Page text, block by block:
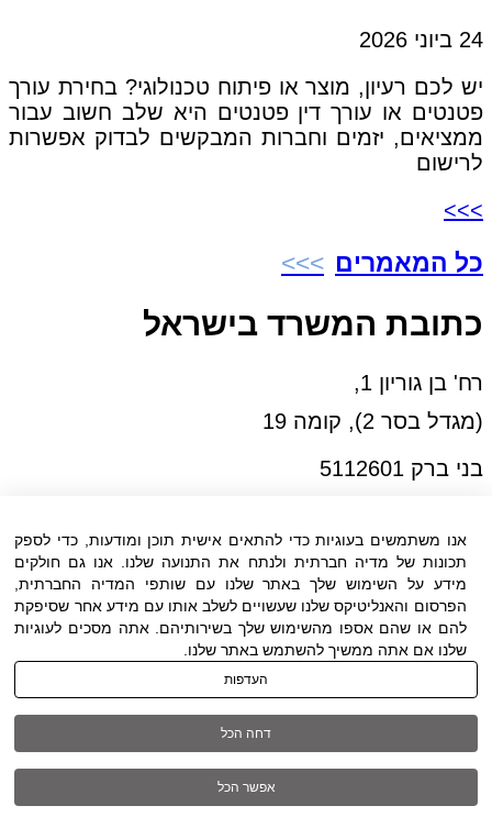
24 ביוני 2026
יש לכם רעיון, מוצר או פיתוח טכנולוגי? בחירת עורך
פטנטים או עורך דין פטנטים היא שלב חשוב עבור
ממציאים, יזמים וחברות המבקשים לבדוק אפשרות
לרישום
>>>
כל המאמרים
כתובת המשרד בישראל
רח' בן גוריון 1,
(מגדל בסר 2), קומה 19
בני ברק 5112601
פקס:03-6005531
דוא"ל:office@dwo.co.il
Linkedin-in
אנו משתמשים בעוגיות כדי להתאים אישית תוכן ומודעות, כדי לספק
תכונות של מדיה חברתית ולנתח את התנועה שלנו. אנו גם חולקים
מידע על השימוש שלך באתר שלנו עם שותפי המדיה החברתית,
הפרסום והאנליטיקס שלנו שעשויים לשלב אותו עם מידע אחר שסיפקת
להם או שהם אספו מהשימוש שלך בשירותיהם. אתה מסכים לעוגיות
שלנו אם אתה ממשיך להשתמש באתר שלנו.
העדפות
דחה הכל
אפשר הכל